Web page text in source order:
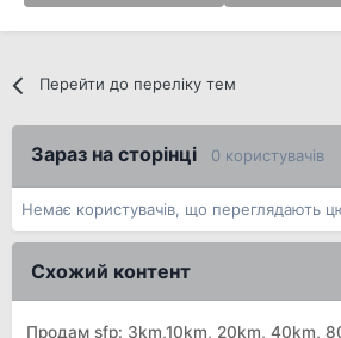
Перейти до переліку тем
Зараз на сторінці 0 користувачів
Немає користувачів, що переглядають
Схожий контент
Продам sfp: 3km,10km, 20km, 40km,